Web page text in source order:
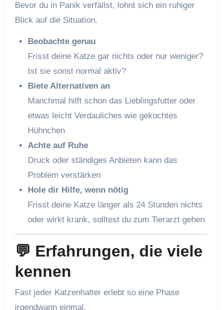
Bevor du in Panik verfällst, lohnt sich ein ruhiger
Blick auf die Situation.
Beobachte genau
Frisst deine Katze gar nichts oder nur weniger?
Ist sie sonst normal aktiv?
Biete Alternativen an
Manchmal hilft schon das Lieblingsfutter oder
etwas leicht Verdauliches wie gekochtes
Hühnchen
Achte auf Ruhe
Druck oder ständiges Anbieten kann das
Problem verstärken
Hole dir Hilfe, wenn nötig
Frisst deine Katze länger als 24 Stunden nichts
oder wirkt krank, solltest du zum Tierarzt gehen
💬 Erfahrungen, die viele
kennen
Fast jeder Katzenhalter erlebt so eine Phase
irgendwann einmal.